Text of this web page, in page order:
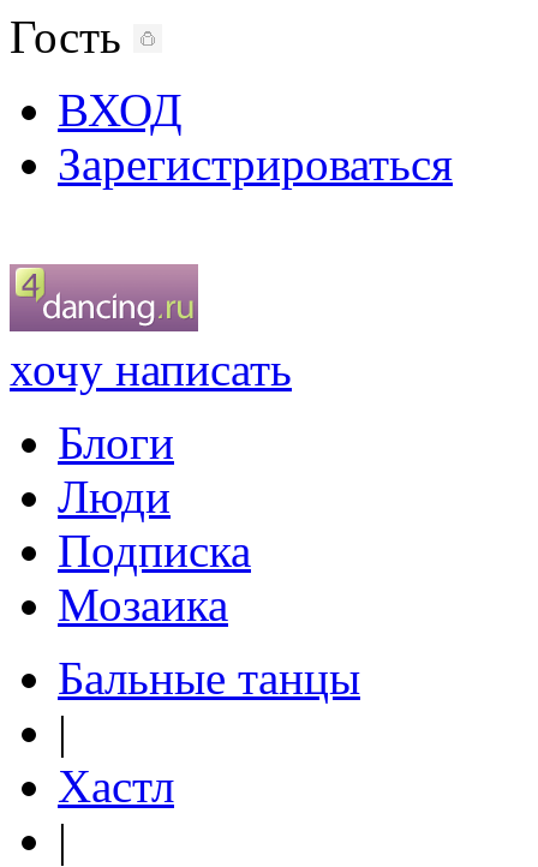
Гость
ВХОД
Зарегистрироваться
хочу написать
Блоги
Люди
Подписка
Мозаика
Бальные танцы
|
Хастл
|